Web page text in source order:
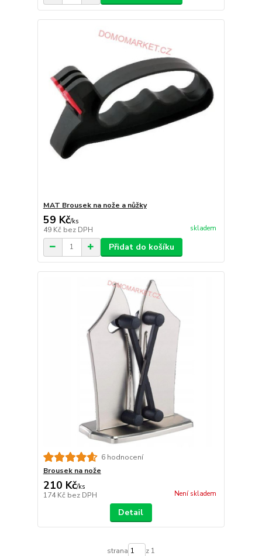
MAT Brousek na nože a nůžky
59 Kč/ks
49 Kč bez DPH skladem
Přidat do košíku
6 hodnocení
Brousek na nože
210 Kč/ks
174 Kč bez DPH Není skladem
Detail
strana z 1